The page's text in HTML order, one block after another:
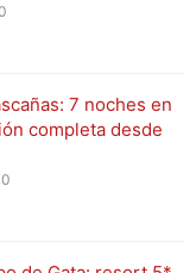
7 noches en
completa desde